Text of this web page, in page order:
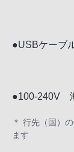
●USBケーブ
●100-240V
＊ 行先（国）
ます